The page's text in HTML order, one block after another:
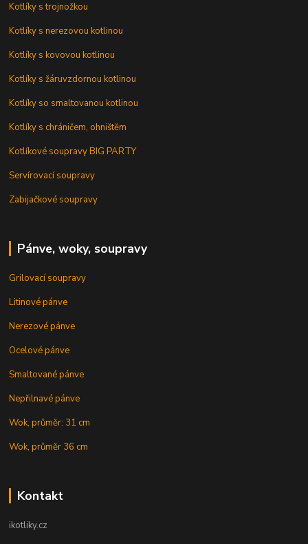
Kotlíky s trojnožkou
Kotlíky s nerezovou kotlinou
Kotlíky s kovovou kotlinou
Kotlíky s žáruvzdornou kotlinou
Kotlíky so smaltovanou kotlinou
Kotlíky s chráničem, ohništěm
Kotlíkové soupravy BIG PARTY
Servírovací soupravy
Zabijačkové soupravy
Pánve, woky, soupravy
Grilovací soupravy
Litinové pánve
Nerezové pánve
Ocelové pánve
Smaltované pánve
Nepřilnavé pánve
Wok, průměr: 31 cm
Wok, průměr 36 cm
Kontakt
ikotliky.cz